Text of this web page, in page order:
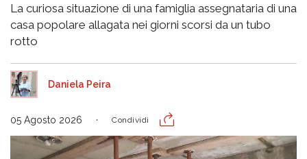
La curiosa situazione di una famiglia assegnataria di una
casa popolare allagata nei giorni scorsi da un tubo
rotto
Daniela Peira
05 Agosto 2026 Condividi